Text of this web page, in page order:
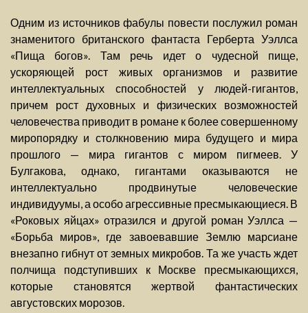
Одним из источников фабулы повести послужил роман
знаменитого британского фантаста Герберта Уэллса
«Пища богов». Там речь идет о чудесной пище,
ускоряющей рост живых организмов и развитие
интеллектуальных способностей у людей-гигантов,
причем рост духовных и физических возможностей
человечества приводит в романе к более совершенному
миропорядку и столкновению мира будущего и мира
прошлого — мира гигантов с миром пигмеев. У
Булгакова, однако, гигантами оказываются не
интеллектуально продвинутые человеческие
индивидуумы, а особо агрессивные пресмыкающиеся. В
«Роковых яйцах» отразился и другой роман Уэллса —
«Борьба миров», где завоевавшие Землю марсиане
внезапно гибнут от земных микробов. Та же участь ждет
полчища подступивших к Москве пресмыкающихся,
которые становятся жертвой фантастических
августовских морозов.